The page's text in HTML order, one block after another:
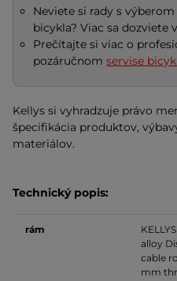
Neviete si rady s
bicykla? Viac sa dozviete
Prečítajte si viac o
pozáručnomservise
Kellys si vyhradzuje právo
špecifikácia produktov,
materiálov.
Technický popis:
rám
alloy
cable
mm